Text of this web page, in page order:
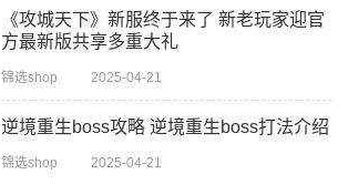
《攻城天下》新服终于来了 新老玩家迎官
方最新版共享多重大礼
锦选shop 2025-04-21
逆境重生boss攻略 逆境重生boss打法介绍
锦选shop 2025-04-21